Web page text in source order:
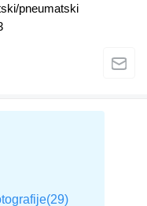
pneumatski